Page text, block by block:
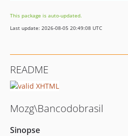
This package is auto-updated.
Last update: 2026-08-05 20:49:08 UTC
README
Mozg\Bancodobrasil
Sinopse